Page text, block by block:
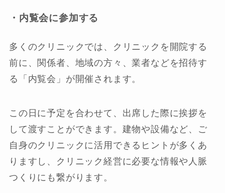
・内覧会に参加する
多くのクリニックでは、クリニックを開院する
前に、関係者、地域の方々、業者などを招待す
る「内覧会」が開催されます。
この日に予定を合わせて、出席した際に挨拶を
して渡すことができます。建物や設備など、ご
自身のクリニックに活用できるヒントが多くあ
りますし、クリニック経営に必要な情報や人脈
つくりにも繋がります。